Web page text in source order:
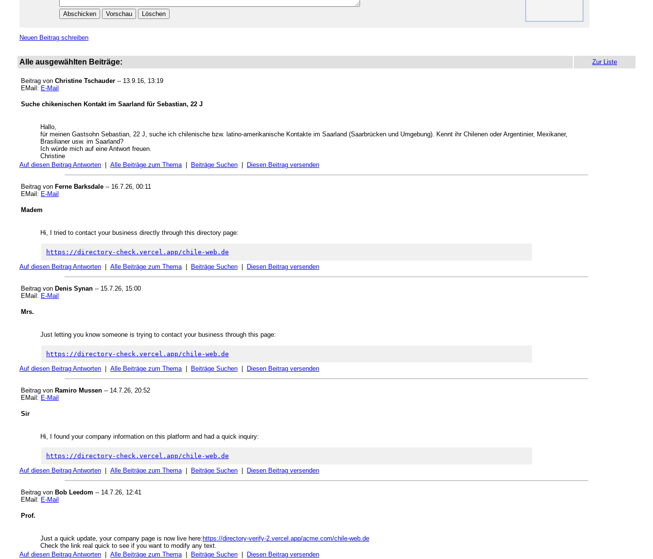
Neuen Beitrag schreiben
Alle ausgewählten Beiträge: Zur Liste
Beitrag von Christine Tschauder -- 13.9.16, 13:19
EMail: E-Mail
Suche chikenischen Kontakt im Saarland für Sebastian, 22 J
Hallo,
für meinen Gastsohn Sebastian, 22 J, suche ich chilenische bzw. latino-amerikanische Kontakte im Saarland (Saarbrücken und Umgebung). Kennt ihr Chilenen oder Argentinier, Mexikaner,
Brasilianer usw. im Saarland?
Ich würde mich auf eine Antwort freuen.
Christine
Auf diesen Beitrag Antworten
Alle Beiträge zum Thema| Beiträge Suchen Diesen Beitrag versenden
Beitrag von Ferne Barksdale -- 16.7.26, 00:11
EMail: E-Mail
Madem
Hi, I tried to contact your business directly through this directory page:
https://directory-check.vercel.app/chile-web.de
Auf diesen Beitrag Antworten Alle Beiträge zum Thema| Beiträge Suchen Diesen Beitrag versenden
Beitrag von Denis Synan -- 15.7.26, 15:00
EMail: E-Mail
Mrs.
Just letting you know someone is trying to contact your business through this page:
https://directory-check.vercel.app/chile-web.de
Auf diesen Beitrag Antworten Alle Beiträge zum Thema| Beiträge Suchen Diesen Beitrag versenden
Beitrag von Ramiro Mussen -- 14.7.26, 20:52
EMail: E-Mail
Sir
Hi, I found your company information on this platform and had a quick inquiry:
https://directory-check.vercel.app/chile-web.de
Auf diesen Beitrag Antworten Alle Beiträge zum Thema| Beiträge Suchen Diesen Beitrag versenden
Beitrag von Bob Leedom -- 14.7.26, 12:41
EMail: E-Mail
Prof.
Just a quick update, your company page is now live here: https://directory-verify-2.vercel.app/acme.com/chile-web.de
Check the link real quick to see if you want to modify any text.
Auf diesen Beitrag Antworten
Alle Beiträge zum Thema| Beiträge Suchen Diesen Beitrag versenden